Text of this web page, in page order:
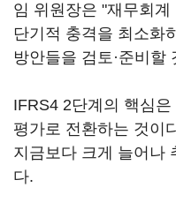
임 위원장은 "재무회
단기적 충격을 최소화
방안들을 검토·준비할
IFRS4 2단계의 핵심
평가로 전환하는 것이
지금보다 크게 늘어나
다.